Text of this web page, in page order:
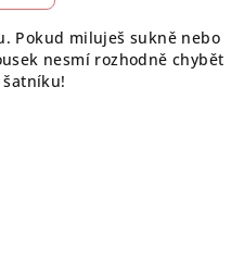
Pokud miluješ sukně nebo
nesmí rozhodně chybět
šatníku!